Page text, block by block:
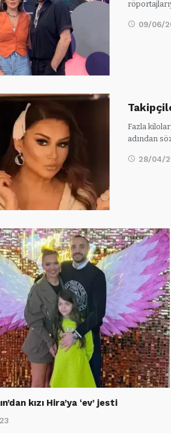
09/06/
Fazla
adından
28/04/
kızı Hira’ya ‘ev’ jesti